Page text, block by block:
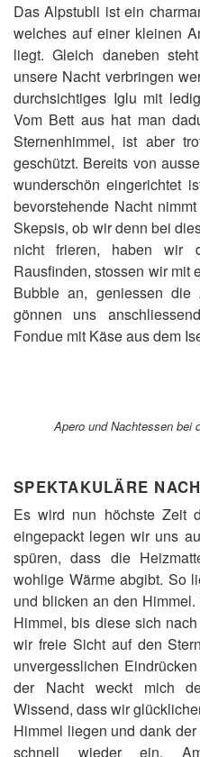
Das Alpstubli ist ein
welches auf einer kleinen
liegt. Gleich daneben
unsere Nacht verbringen
durchsichtiges Iglu mit
Vom Bett aus hat man
Sternenhimmel, ist aber
geschützt. Bereits von
wunderschön eingerichtet
bevorstehende Nacht
Skepsis, ob wir denn bei
nicht frieren, haben wir
Rausfinden, stossen wir mit
Bubble an, geniessen
gönnen uns
Fondue mit Käse aus dem
Apero und Nachtessen bei
SPEKTAKULÄRE
Es wird nun höchste Zeit
eingepackt legen wir uns
spüren, dass die
wohlige Wärme abgibt. So
und blicken an den
Himmel, bis diese sich
wir freie Sicht auf den
unvergesslichen
der Nacht weckt mich
Wissend, dass wir
Himmel liegen und dank
schnell wieder ein.